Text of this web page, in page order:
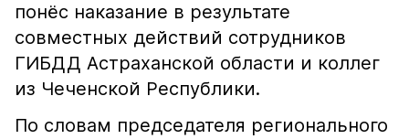
понёс наказание в результате
совместных действий сотрудников
ГИБДД Астраханской области и коллег
из Чеченской Республики.
По словам председателя регионального